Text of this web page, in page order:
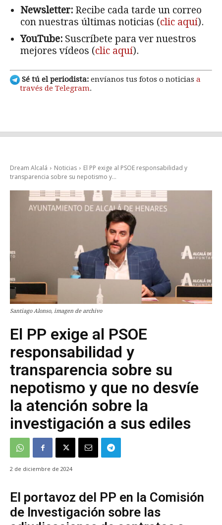
Newsletter: Recibe cada tarde un correo
con nuestras últimas noticias (clic aquí).
YouTube: Suscríbete para ver nuestros
mejores vídeos (clic aquí).
Sé tú el periodista: envíanos tus fotos o noticias a
través de Telegram.